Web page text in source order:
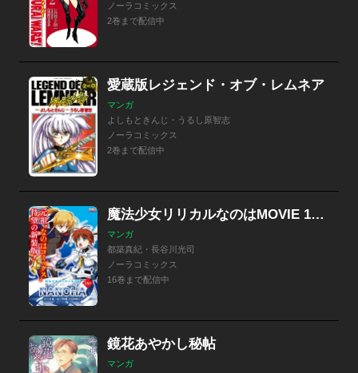
ノーラコミックス
2巻まで配信中
愛蔵版レジェンド・オブ・レムネア
マンガ
よしもときんじ・うるし原智志
ノーラコミックス
2巻まで配信中
魔法少女リリカルなのはMOVIE 1st THE COMICS 新装版【単話】
マンガ
都築真紀・長谷川光司
ノーラコミックス
16巻まで配信中
鏡花あやかし秘帖
マンガ